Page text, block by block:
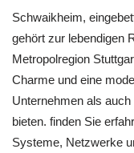
Schwaikheim,
gehört zur lebendigen
Metropolregion
Charme und eine
Unternehmen als
bieten. finden Sie
Systeme, Netzwerke